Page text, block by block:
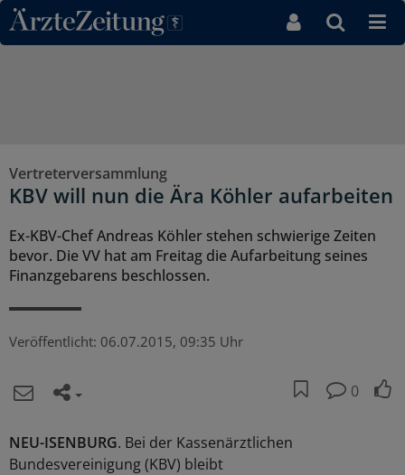
Direkt zum Inhaltsbereich
Vertreterversammlung
KBV will nun die Ära Köhler aufarbeiten
Ex-KBV-Chef Andreas Köhler stehen schwierige Zeiten
bevor. Die VV hat am Freitag die Aufarbeitung seines
Finanzgebarens beschlossen.
Veröffentlicht: 06.07.2015, 09:35 Uhr
0
NEU-ISENBURG. Bei der Kassenärztlichen
Bundesvereinigung (KBV) bleibt